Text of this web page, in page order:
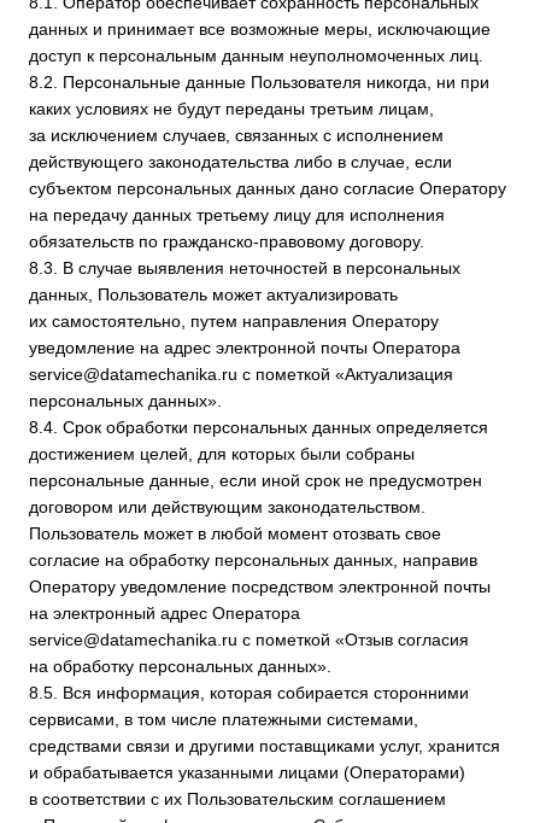
обработки персональных данных, а также выявление
неправомерной обработки персональных данных.
9. Перечень действий, производимых Оператором
с полученными персональными данными
накопление, хранение, уточнение (обновление,
изменение), извлечение, использование, передачу
(распространение, предоставление, доступ),
обезличивание, блокирование, удаление и уничтожение
персональных данных.
9.2. Оператор осуществляет автоматизированную
обработку персональных данных с получением и/или
передачей полученной информации по информационно-
телекоммуникационным сетям или без таковой.
10. Трансграничная передача персональных данных
10.1. Оператор до начала осуществления деятельности
по трансграничной передаче персональных данных обязан
уведомить уполномоченный орган по защите прав
субъектов персональных данных о своем намерении
осуществлять трансграничную передачу персональных
данных (такое уведомление направляется отдельно
от уведомления о намерении осуществлять обработку
персональных данных).
10.2. Оператор до подачи вышеуказанного уведомления,
обязан получить от органов власти иностранного
государства, иностранных физических лиц, иностранных
юридических лиц, которым планируется трансграничная
передача персональных данных, соответствующие
сведения.
Оператор и иные лица, получившие доступ к персональным
данным, обязаны не раскрывать третьим лицам
и не распространять персональные данные без согласия
субъекта персональных данных, если иное
не предусмотрено федеральным законом.
12. Заключительные положения
12.1. Пользователь может получить любые разъяснения